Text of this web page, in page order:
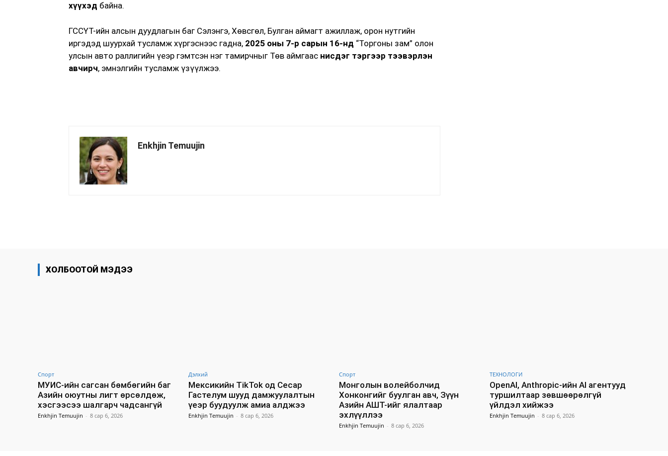
хүүхэд байна.
ГССҮТ-ийн алсын дуудлагын баг Сэлэнгэ, Хөвсгөл, Булган аймагт ажиллаж, орон нутгийн
иргэдэд шуурхай тусламж хүргэснээс гадна, 2025 оны 7-р сарын 16-нд “Торгоны зам” олон
улсын авто раллигийн үеэр гэмтсэн нэг тамирчныг Төв аймгаас нисдэг тэргээр тээвэрлэн
авчирч, эмнэлгийн тусламж үзүүлжээ.
Enkhjin Temuujin
ХОЛБООТОЙ МЭДЭЭ
Спорт
МУИС-ийн сагсан бөмбөгийн баг
Азийн оюутны лигт өрсөлдөж,
хэсгээсээ шалгарч чадсангүй
Enkhjin Temuujin - 8 сар 6, 2026
Дэлхий
Мексикийн TikTok од Сесар
Гастелум шууд дамжуулалтын
үеэр буудуулж амиа алджээ
Enkhjin Temuujin - 8 сар 6, 2026
Спорт
Монголын волейболчид
Хонконгийг буулган авч, Зүүн
Азийн АШТ-ийг ялалтаар
эхлүүллээ
Enkhjin Temuujin - 8 сар 6, 2026
ТЕХНОЛОГИ
OpenAI, Anthropic-ийн AI агентууд
туршилтаар зөвшөөрөлгүй
үйлдэл хийжээ
Enkhjin Temuujin - 8 сар 6, 2026